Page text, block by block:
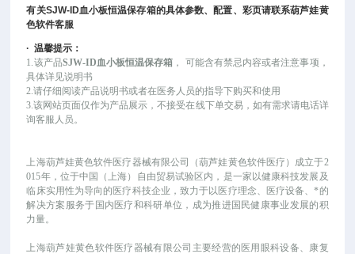
有关SJW-ID血小板恒温保存箱的具体参数、配置、彩页请联系葫芦娃黄
色软件客服
·温馨提示：
1.该产品SJW-ID血小板恒温保存箱 ， 可能含有禁忌内容或者注意事项，
具体详见说明书
2.请仔细阅读产品说明书或者在医务人员的指导下购买和使用
3.该网站页面仅作为产品展示，不接受在线下单交易，如有需求请电话详
询客服人员。
上海葫芦娃黄色软件医疗器械有限公司（葫芦娃黄色软件医疗）成立于2
015年，位于中国（上海）自由贸易试验区内，是一家以健康科技发展及
临床实用性为导向的医疗科技企业，致力于以医疗理念、医疗设备、*的
解决方案服务于国内医疗和科研单位，成为推进国民健康事业发展的积
力量。
上海葫芦娃黄色软件医疗器械有限公司主要经营的医用眼科设备、康复